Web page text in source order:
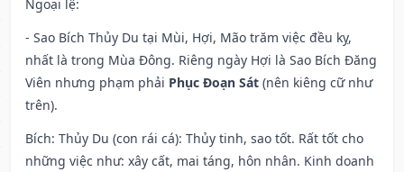
Ngoại lệ:
- Sao Bích Thủy Du tại Mùi, Hợi, Mão trăm việc đều kỵ,
nhất là trong Mùa Đông. Riêng ngày Hợi là Sao Bích Đăng
Viên nhưng phạm phải Phục Đoạn Sát (nên kiêng cữ như
trên).
Bích: Thủy Du (con rái cá): Thủy tinh, sao tốt. Rất tốt cho
những việc như: xây cất, mai táng, hôn nhân. Kinh doanh